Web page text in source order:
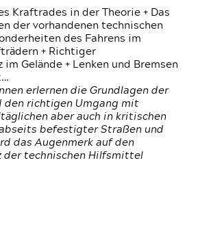
Kraftrades in der Theorie + Das
der vorhandenen technischen
des Fahrens im
+ Richtiger
Gelände + Lenken und Bremsen
erlernen die Grundlagen der
den richtigen Umgang mit
aber auch in kritischen
befestigter Straßen und
das Augenmerk auf den
der technischen Hilfsmittel